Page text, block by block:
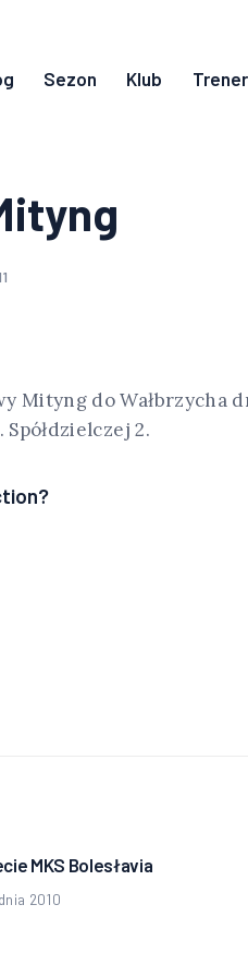
Sezon Klub
Mityng do Wałbrzycha
2.
MKS Bolesłavia
2010